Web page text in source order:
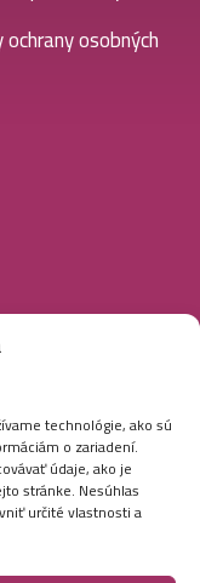
technológie, ako sú
o zariadení.
údaje, ako je
stránke. Nesúhlas
určité vlastnosti a
osobných